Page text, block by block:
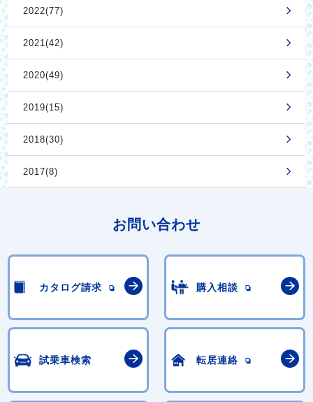
2022(77)
2021(42)
2020(49)
2019(15)
2018(30)
2017(8)
お問い合わせ
カタログ請求 購入相談
試乗車検索 転居連絡